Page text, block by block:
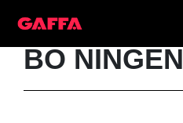
BO NINGEN